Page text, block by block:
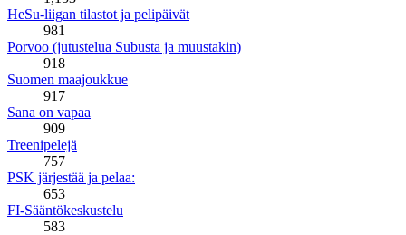
HeSu-liigan tilastot ja pelipäivät
981
Porvoo (jutustelua Subusta ja muustakin)
918
Suomen maajoukkue
917
Sana on vapaa
909
Treenipelejä
757
PSK järjestää ja pelaa:
653
FI-Sääntökeskustelu
583